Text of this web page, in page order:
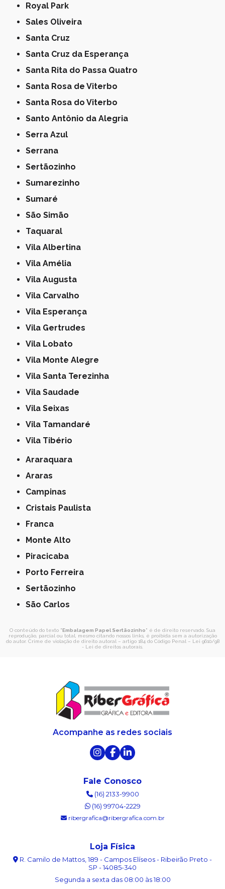
Royal Park
Sales Oliveira
Santa Cruz
Santa Cruz da Esperança
Santa Rita do Passa Quatro
Santa Rosa de Viterbo
Santa Rosa do Viterbo
Santo Antônio da Alegria
Serra Azul
Serrana
Sertãozinho
Sumarezinho
Sumaré
São Simão
Taquaral
Vila Albertina
Vila Amélia
Vila Augusta
Vila Carvalho
Vila Esperança
Vila Gertrudes
Vila Lobato
Vila Monte Alegre
Vila Santa Terezinha
Vila Saudade
Vila Seixas
Vila Tamandaré
Vila Tibério
Araraquara
Araras
Campinas
Cristais Paulista
Franca
Monte Alto
Piracicaba
Porto Ferreira
Sertãozinho
São Carlos
O conteúdo do texto "Embalagem Papel Sertãozinho" é de direito reservado. Sua
reprodução, parcial ou total, mesmo citando nossos links, é proibida sem a autorização
do autor. Crime de violação de direito autoral – artigo 184 do Código Penal – Lei 9610/98
- Lei de direitos autorais
Acompanhe as redes sociais
Fale Conosco
(16) 2133-9900
(16) 99704-2229
ribergrafica@ribergrafica.com.br
Loja Física
R. Camilo de Mattos, 189 - Campos Elíseos - Ribeirão Preto -
SP - 14085-340
Segunda a sexta das 08:00 às 18:00